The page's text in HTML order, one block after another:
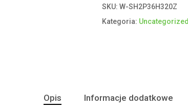
SKU:W-SH2P36H320Z
Kategoria: Uncategorized
Opis Informacje dodatkowe